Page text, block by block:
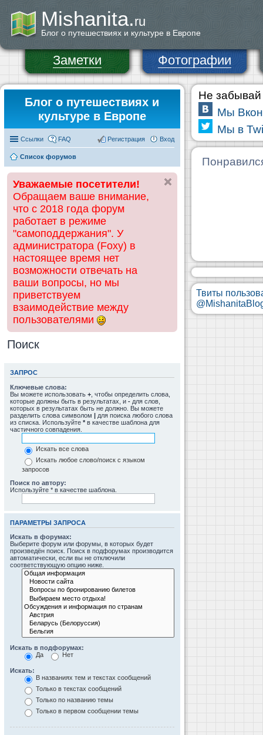
Mishanita.ru
Блог о путешествиях и культуре в Европе
Заметки Фотографии
Блог о путешествиях и
культуре в Европе
Ссылки FAQ Вход
Регистрация
Список форумов
Уважаемые посетители!
Обращаем ваше внимание,
что с 2018 года форум
работает в режиме
"самоподдержания". У
администратора (Foxy) в
настоящее время нет
возможности отвечать на
ваши вопросы, но мы
приветствуем
взаимодействие между
пользователями
Поиск
ЗАПРОС
Ключевые слова:
Вы можете использовать + , чтобы определить слова,
которые должны быть в результатах, и - для слов,
которых в результатах быть не должно. Вы можете
разделить слова символом | для поиска любого слова
из списка. Используйте * в качестве шаблона для
частичного совпадения.
Искать все слова
Искать любое слово/поиск с языком
запросов
Поиск по автору:
Используйте * в качестве шаблона.
ПАРАМЕТРЫ ЗАПРОСА
Искать в форумах:
Выберите форум или форумы, в которых будет
произведён поиск. Поиск в подфорумах производится
автоматически, если вы не отключили
соответствующую опцию ниже.
Искать в подфорумах:
Да
Нет
Искать:
В названиях тем и текстах сообщений
Только в текстах сообщений
Только по названию темы
Только в первом сообщении темы
Не забывай
Мы
Мы в
Твиты